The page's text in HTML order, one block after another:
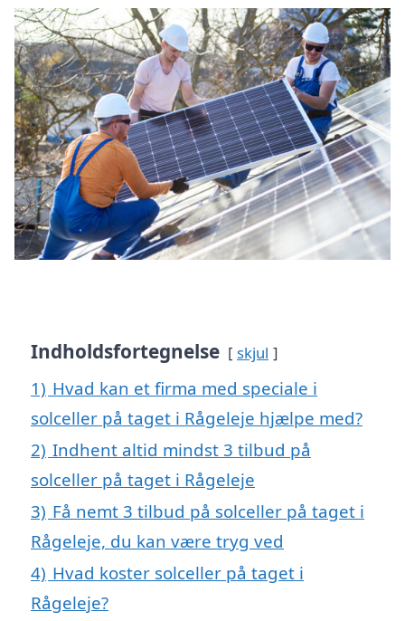
Indholdsfortegnelse skjul
1) Hvad kan et firma med speciale i
solceller på taget i Rågeleje hjælpe med?
2) Indhent altid mindst 3 tilbud på
solceller på taget i Rågeleje
3) Få nemt 3 tilbud på solceller på taget i
Rågeleje, du kan være tryg ved
4) Hvad koster solceller på taget i
Rågeleje?